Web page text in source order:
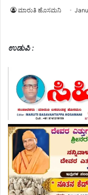
ಮಾರುತಿ ಹೊಸಮನಿ
ಉಡುಪಿ :